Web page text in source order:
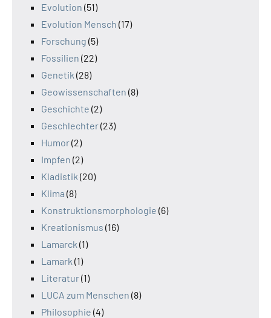
Evolution (51)
Evolution Mensch (17)
Forschung (5)
Fossilien (22)
Genetik (28)
Geowissenschaften (8)
Geschichte (2)
Geschlechter(23)
Humor(2)
Impfen (2)
Kladistik (20)
Klima (8)
Konstruktionsmorphologie (6)
Kreationismus (16)
Lamarck (1)
Lamark (1)
Literatur(1)
LUCA zum Menschen (8)
Philosophie (4)